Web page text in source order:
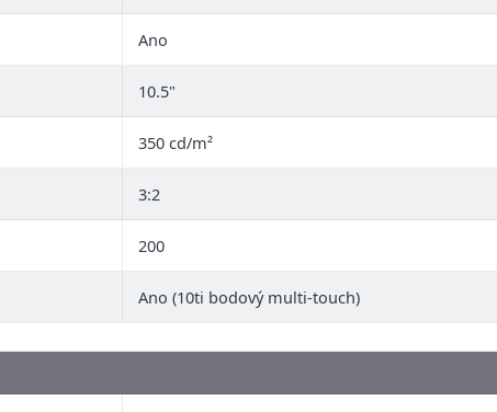
Ano
10.5"
350 cd/m²
3:2
200
Ano (10ti bodový multi-touch)